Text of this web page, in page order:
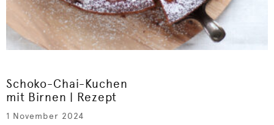
Schoko-Chai-Kuchen
mit Birnen | Rezept
1 November 2024